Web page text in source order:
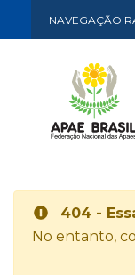
NAVEGAÇÃO
404 -
No entanto,